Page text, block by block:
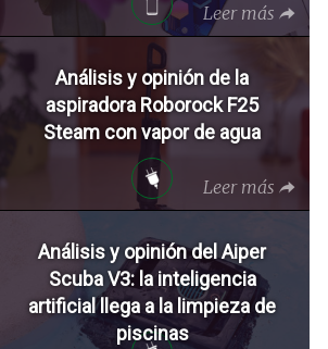
Leer más
Análisis y opinión de la
aspiradora Roborock F25
Steam con vapor de agua
Leer más
Análisis y opinión del Aiper
Scuba V3: la inteligencia
artificial llega a la limpieza de
piscinas